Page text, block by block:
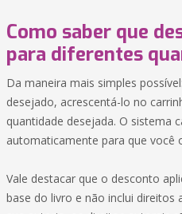
Como saber que
para diferentes
Da maneira mais simples
desejado, acrescentá-lo no
quantidade desejada. O sistema
automaticamente para que você
Vale destacar que o desconto
base do livro e não inclui direitos